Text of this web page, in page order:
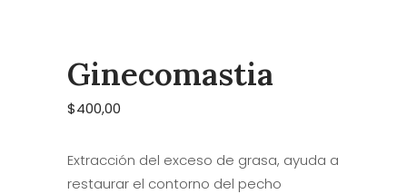
Ginecomastia
$400,00
Extracción del exceso de grasa, ayuda a
restaurar el contorno del pecho